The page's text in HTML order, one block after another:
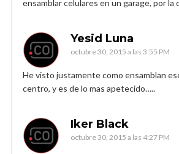
ensamblar celulares en un garage, por la
Yesid Luna
octubre 30, 2015 a las 3:55 PM
He visto justamente como ensamblan
centro, y es de lo mas apetecido…..
Iker Black
octubre 30, 2015 a las 4:27 PM